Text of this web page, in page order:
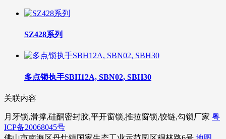
SZ428系列
多点锁执手SBH12A, SBN02, SBH30
关联内容
月牙锁,滑撑,硅酮密封胶,平开窗锁,推拉窗锁,铰链,勾锁厂家 粤
ICP备20068045号